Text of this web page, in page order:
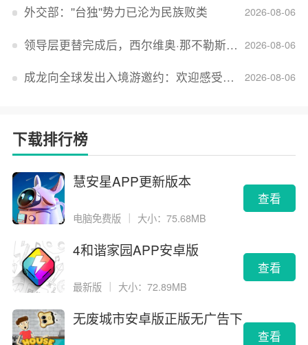
2026-08-06
外交部：''台独''势力已沦为民族败类
2026-08-06
领导层更替完成后，西尔维奥·那不勒斯出任Lucid首席执行官
2026-08-06
成龙向全球发出入境游邀约：欢迎感受无滤镜的真实中国
下载排行榜
慧安星APP更新版本
电脑免费版 ｜ 大小：75.68MB
查看
4和谐家园APP安卓版
最新版 大小：72.89MB
查看
无废城市安卓版正版无广告下
查看